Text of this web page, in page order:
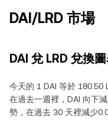
DAI/LRD 市場
DAI 兌 LRD 兌換
今天的 1 DAI 等於 180.50
在過去一週裡，DAI 向下
勢，在過去 30 天裡減少